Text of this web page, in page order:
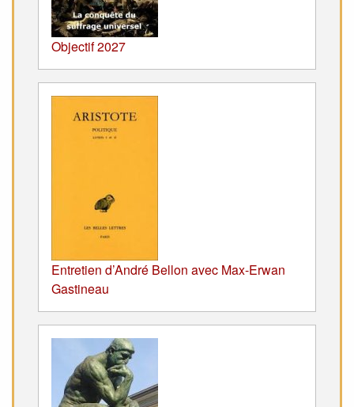
Objectif 2027
Entretien d’André Bellon avec Max-Erwan
Gastineau